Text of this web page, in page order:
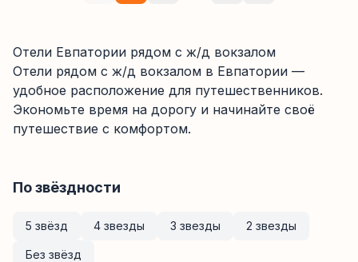
Отели Евпатории рядом с ж/д вокзалом
Отели рядом с ж/д вокзалом в Евпатории —
удобное расположение для путешественников.
Экономьте время на дорогу и начинайте своё
путешествие с комфортом.
По звёздности
5 звёзд 4 звезды 3 звезды 2 звезды
Без звёзд